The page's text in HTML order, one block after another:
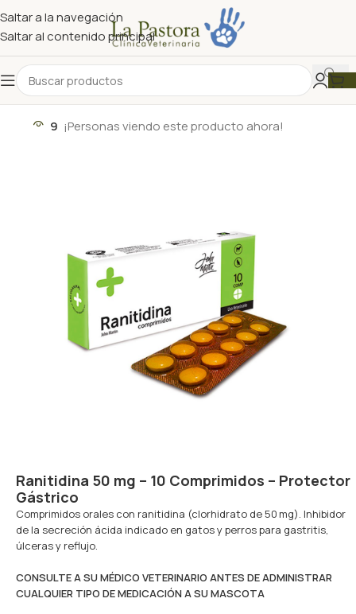
Saltar a la navegación
Saltar al contenido principal
9 ¡Personas viendo este producto ahora!
Ranitidina 50 mg – 10 Comprimidos – Protector
Gástrico
Comprimidos orales con ranitidina (clorhidrato de 50 mg). Inhibidor
de la secreción ácida indicado en gatos y perros para gastritis,
úlceras y reflujo.
CONSULTE A SU MÉDICO VETERINARIO ANTES DE ADMINISTRAR
CUALQUIER TIPO DE MEDICACIÓN A SU MASCOTA